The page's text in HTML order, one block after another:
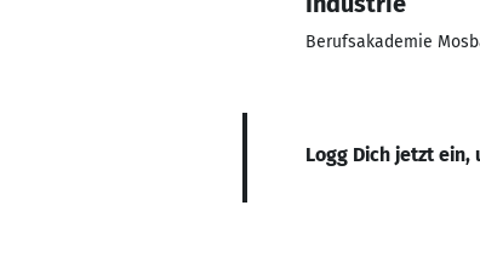
Berufsakademie
Logg Dich jetzt ein,